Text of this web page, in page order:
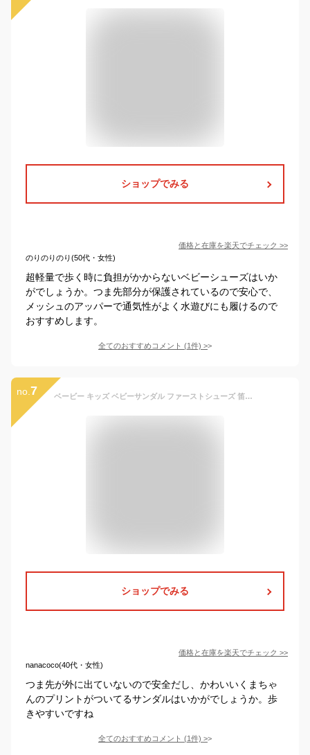
ショップでみる
価格と在庫を楽天でチェック >>
のりのりのり(50代・女性)
超軽量で歩く時に負担がかからないベビーシューズはいか
がでしょうか。つま先部分が保護されているので安心で、
メッシュのアッパーで通気性がよく水遊びにも履けるので
おすすめします。
全てのおすすめコメント (1件) >
no. 7 ベービー キッズ ベビーサンダル ファーストシューズ 笛付き 笛付きサンダル クマ 女の子 男の子 赤ちゃん 新生児 マジックテープ ルームシューズ 通気 歩きやすい 軽い 痛くない カジュアル 通園 通学 アウトドア 夏 かわいい
ショップでみる
価格と在庫を楽天でチェック >>
nanacoco(40代・女性)
つま先が外に出ていないので安全だし、かわいいくまちゃ
んのプリントがついてるサンダルはいかがでしょうか。歩
きやすいですね
全てのおすすめコメント (1件) >